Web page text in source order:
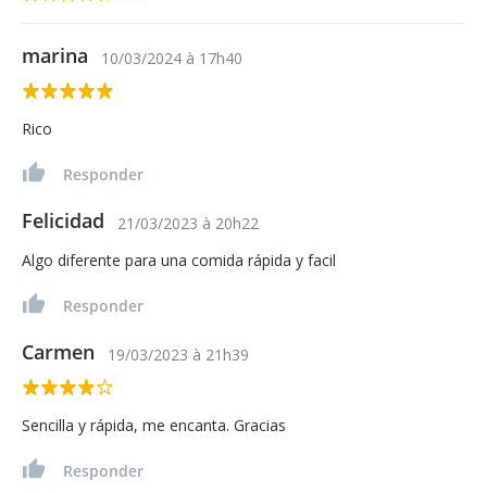
marina 10/03/2024 à 17h40
Rico
Responder
Felicidad 21/03/2023 à 20h22
Algo diferente para una comida rápida y facil
Responder
Carmen 19/03/2023 à 21h39
Sencilla y rápida, me encanta. Gracias
Responder